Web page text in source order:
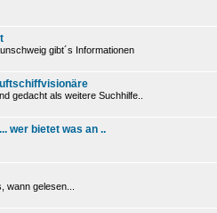
gibt´s Informationen
gedacht als weitere Suchhilfe..
wer bietet was an ..
wann gelesen...